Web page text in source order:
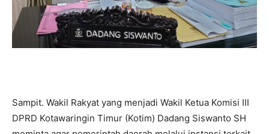
Sampit. Wakil Rakyat yang menjadi Wakil Ketua Komisi III
DPRD Kotawaringin Timur (Kotim) Dadang Siswanto SH